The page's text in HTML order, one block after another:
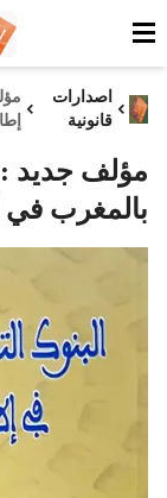
اصدارات
قانونية
مؤلف جديد :
بالمغرب في